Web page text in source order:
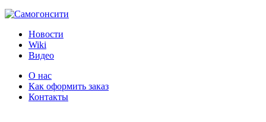
Новости
Wiki
Видео
О нас
Как оформить заказ
Контакты